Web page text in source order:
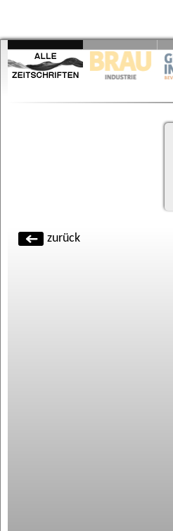
zurück